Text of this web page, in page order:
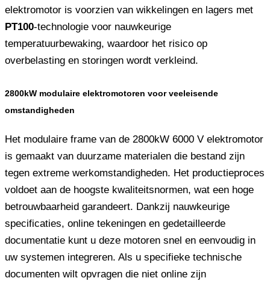
elektromotor is voorzien van wikkelingen en lagers met
PT100-technologie voor nauwkeurige
temperatuurbewaking, waardoor het risico op
overbelasting en storingen wordt verkleind.
2800kW modulaire elektromotoren voor veeleisende
omstandigheden
Het modulaire frame van de 2800kW 6000 V elektromotor
is gemaakt van duurzame materialen die bestand zijn
tegen extreme werkomstandigheden. Het productieproces
voldoet aan de hoogste kwaliteitsnormen, wat een hoge
betrouwbaarheid garandeert. Dankzij nauwkeurige
specificaties, online tekeningen en gedetailleerde
documentatie kunt u deze motoren snel en eenvoudig in
uw systemen integreren. Als u specifieke technische
documenten wilt opvragen die niet online zijn